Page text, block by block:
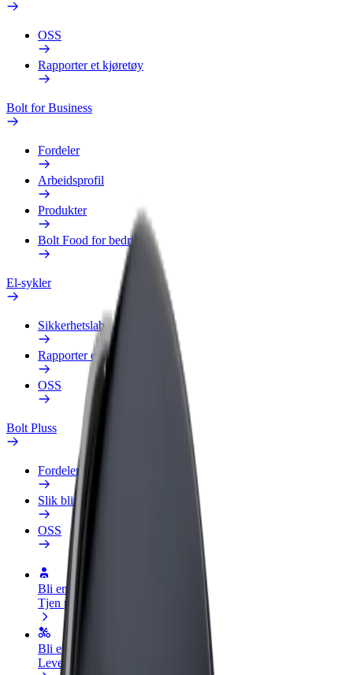
OSS
Rapporter et kjøretøy
Bolt for Business
Fordeler
Arbeidsprofil
Produkter
Bolt Food for bedrifter
El-sykler
Sikkerhetslab
Rapporter et problem
OSS
Bolt Pluss
Fordeler
Slik blir du med
OSS
Bli en sjåfør
Tjen penger på egne vilkår
Bli et leveringsbud
Lever mat og få betalt ukentlig